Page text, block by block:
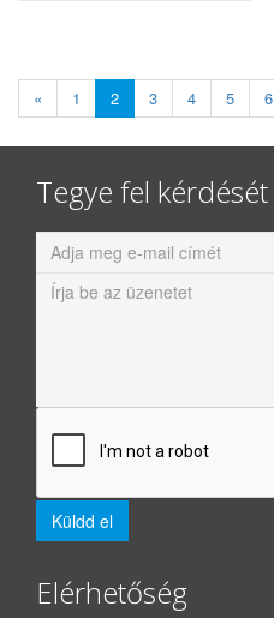
« 1 2 3 4 5 6
Tegye fel kérdését
Elérhetőség